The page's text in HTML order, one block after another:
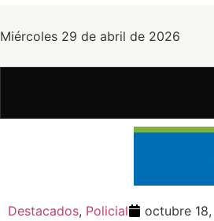
Miércoles 29 de abril de 2026
Destacados, Policial octubre